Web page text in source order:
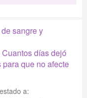
sangre y
días dejó
que no afecte
a: